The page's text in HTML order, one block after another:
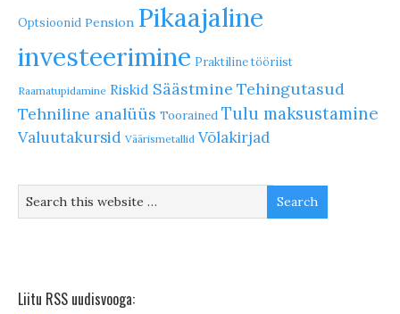
Optsioonid Pension Pikaajaline
investeerimine Praktiline tööriist
Raamatupidamine Riskid Säästmine Tehingutasud
Tehniline analüüs Toorained Tulu maksustamine
Valuutakursid Väärismetallid Võlakirjad
Liitu RSS uudisvooga: